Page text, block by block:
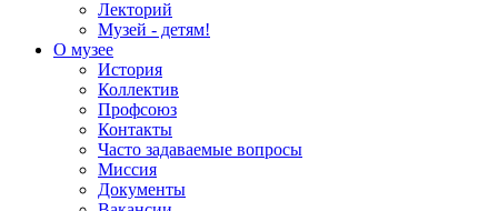
Лекторий
Музей - детям!
О музее
История
Коллектив
Профсоюз
Контакты
Часто задаваемые вопросы
Миссия
Документы